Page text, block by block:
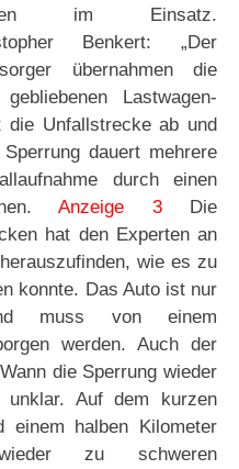
im Einsatz.
Benkert: „Der
übernahmen die
Lastwagen-
die Unfallstrecke ab und
dauert mehrere
durch einen
Anzeige 3Die
hat den Experten an
wie es zu
konnte. Das Auto ist nur
muss von einem
werden. Auch der
die Sperrung wieder
Auf dem kurzen
einem halben Kilometer
zu schweren